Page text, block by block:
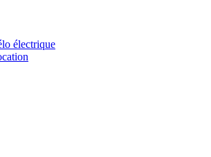
électrique